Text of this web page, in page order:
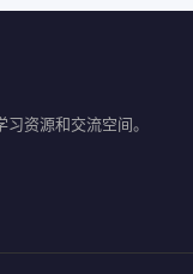
资源和交流空间。